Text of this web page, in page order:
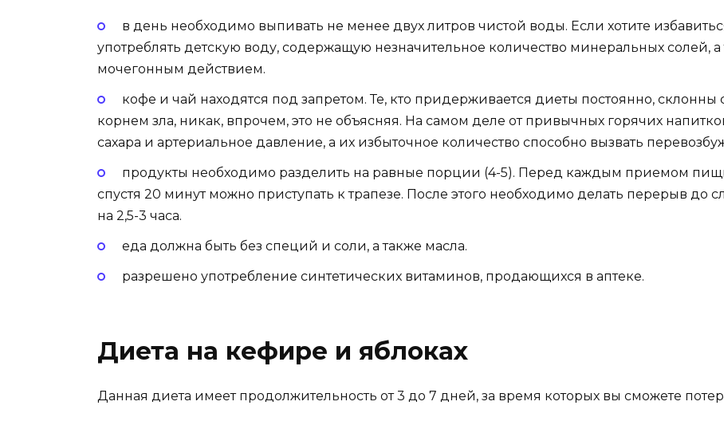
в день необходимо выпивать не менее двух литров чистой воды. Если хотите
употреблять детскую воду, содержащую незначительное количество минеральных солей,
мочегонным действием.
кофе и чай находятся под запретом. Те, кто придерживается диеты постоянно, склонны
корнем зла, никак, впрочем, это не объясняя. На самом деле от привычных горячих
сахара и артериальное давление, а их избыточное количество способно вызвать
продукты необходимо разделить на равные порции (4-5). Перед каждым приемом
спустя 20 минут можно приступать к трапезе. После этого необходимо делать перерыв
на 2,5-3 часа.
еда должна быть без специй и соли, а также масла.
разрешено употребление синтетических витаминов, продающихся в аптеке.
Диета на кефире и яблоках
Данная диета имеет продолжительность от 3 до 7 дней, за время которых вы сможете